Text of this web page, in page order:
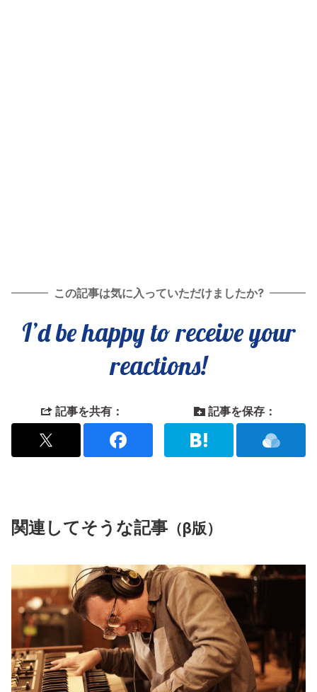
この記事は気に入っていただけましたか?
I’d be happy to receive your
reactions!
記事を共有： 記事を保存：
関連してそうな記事 （β版）